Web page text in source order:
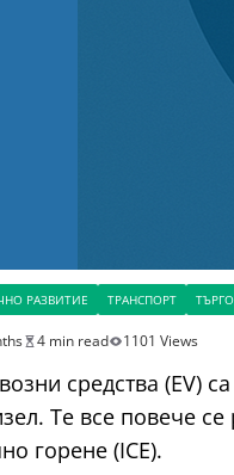
РАЗВИТИЕ ТРАНСПОРТ
4 min read 1101 Views
средства (EV)
Те все повече
горене (ICE).